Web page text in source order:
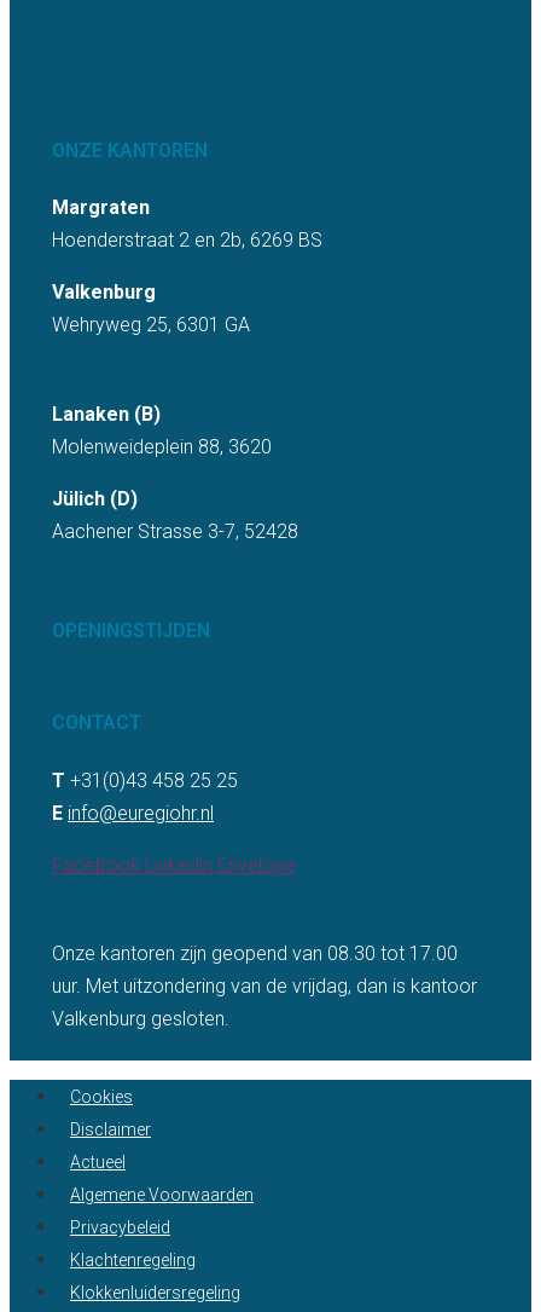
ONZE KANTOREN
Margraten
Hoenderstraat 2 en 2b, 6269 BS
Valkenburg
Wehryweg 25, 6301 GA
Lanaken (B)
Molenweideplein 88, 3620
Jülich (D)
Aachener Strasse 3-7, 52428
OPENINGSTIJDEN
CONTACT
T +31(0)43 458 25 25
E info@euregiohr.nl
Facebook Linkedin Envelope
Onze kantoren zijn geopend van 08.30 tot 17.00
uur. Met uitzondering van de vrijdag, dan is kantoor
Valkenburg gesloten.
Cookies
Disclaimer
Actueel
Algemene Voorwaarden
Privacybeleid
Klachtenregeling
Klokkenluidersregeling